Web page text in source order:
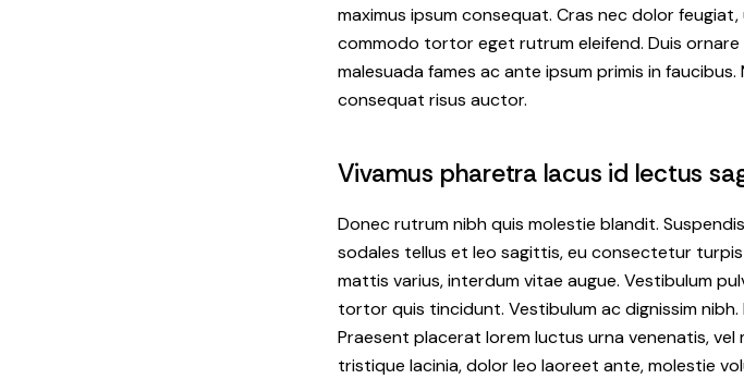
maximus ipsum consequat. Cras nec dolor
commodo tortor eget rutrum eleifend. Duis
malesuada fames ac ante ipsum primis in
consequat risus auctor.
Vivamus pharetra lacus id lectus
Donec rutrum nibh quis molestie blandit.
sodales tellus et leo sagittis, eu consectetur
mattis varius, interdum vitae augue. Vestibulum
tortor quis tincidunt. Vestibulum ac dignissim
Praesent placerat lorem luctus urna venenatis,
tristique lacinia, dolor leo laoreet ante, molestie